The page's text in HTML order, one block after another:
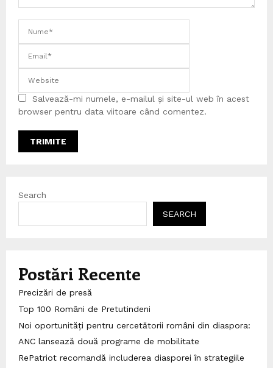
Salvează-mi numele, e-mailul și site-ul web în acest
browser pentru data viitoare când comentez.
Search
SEARCH
Postări Recente
Precizări de presă
Top 100 Români de Pretutindeni
Noi oportunități pentru cercetătorii români din diaspora:
ANC lansează două programe de mobilitate
RePatriot recomandă includerea diasporei în strategiile